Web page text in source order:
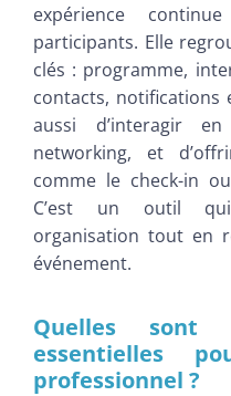
expérience
participants. Elle
clés : programme,
contacts, notifications
aussi d’interagir
networking, et
comme le check-in
C’est un outil qui
organisation tout en
événement.
Quelles sont
essentielles
professionnel ?